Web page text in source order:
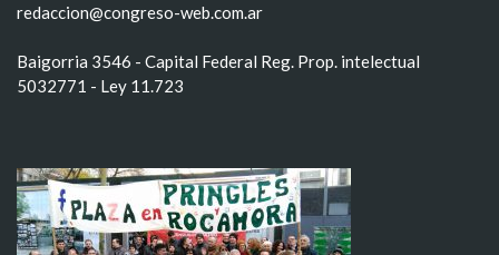
redaccion@congreso-web.com.ar
Baigorria 3546 - Capital Federal Reg. Prop. intelectual
5032771 - Ley 11.723